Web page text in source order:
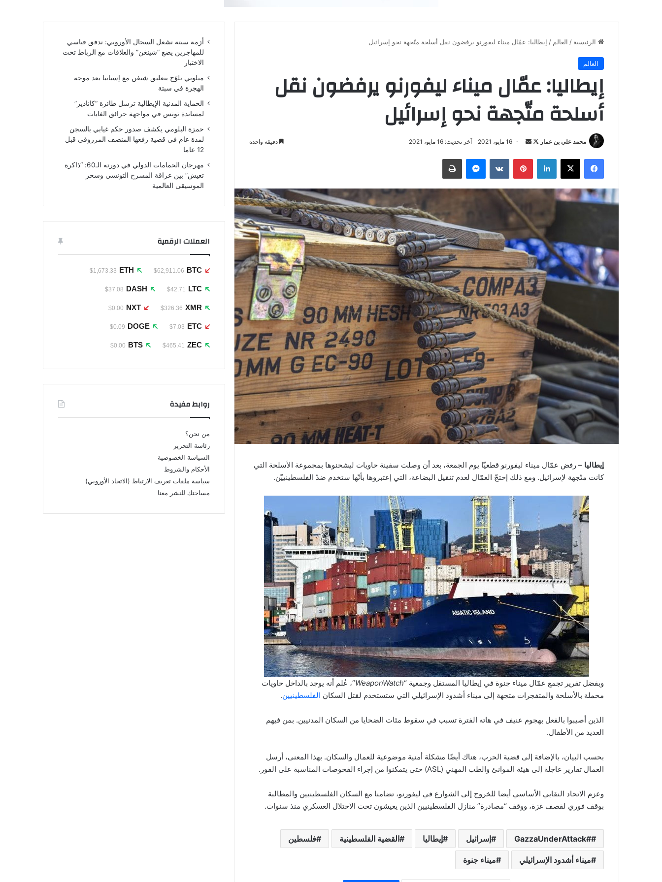
الرئيسية / العالم / إيطاليا: عمّال ميناء ليفورنو يرفضون نقل أسلحة متّجهة نحو إسرائيل
العالم
إيطاليا: عمّال ميناء ليفورنو يرفضون نقل
أسلحة متّجهة نحو إسرائيل
محمد علي بن عمار
تابعأرسل
إلكترونيا
16 مايو، 2021 آخر تحديث: 16 مايو، 2021 دقيقة واحدة
فيسبوك ‫X لينكدإن بينتيريست ماسنجر طباعة
إيطاليا – رفض عمّال ميناء ليفورنو قطعيّا يوم الجمعة، بعد أن وصلت سفينة حاويات ليشحنوها بمجموعة الأسلحة التي
كانت متّجهة لإسرائيل. ومع ذلك إحتجّ العمّال لعدم تنقيل البضاعة، التي إعتبروها بأنّها ستخدم ضدّ الفلسطينييّن.
وبفضل تقرير تجمع عمّال ميناء جنوة في إيطاليا المستقل وجمعية “WeaponWatch“، عُلم أنه يوجد بالداخل حاويات
محملة بالأسلحة والمتفجرات متجهة إلى ميناء أشدود الإسرائيلي التي ستستخدم لقتل السكان الفلسطينيين.
الذين أصيبوا بالفعل بهجوم عنيف في هاته الفترة تسبب في سقوط مئات الضحايا من السكان المدنيين. بمن فيهم
العديد من الأطفال.
بحسب البيان، بالإضافة إلى قضية الحرب، هناك أيضًا مشكلة أمنية موضوعية للعمال والسكان. بهذا المعنى، أرسل
العمال تقارير عاجلة إلى هيئة الموانئ والطب المهني (ASL) حتى يتمكنوا من إجراء الفحوصات المناسبة على الفور.
وعزم الاتحاد النقابي الأساسي أيضا للخروج إلى الشوارع في ليفورنو، تضامنا مع السكان الفلسطينيين والمطالبة
بوقف فوري لقصف غزة، ووقف “مصادرة” منازل الفلسطينيين الذين يعيشون تحت الاحتلال العسكري منذ سنوات.
#GazzaUnderAttack إسرائيل إيطاليا القضية الفلسطينية فلسطين
ميناء أشدود الإسرائيلي ميناء جنوة
أزمة سبتة تشعل السجال الأوروبي: تدفق قياسي
للمهاجرين يضع “شينغن” والعلاقات مع الرباط تحت
الاختبار
ميلوني تلوّح بتعليق شنغن مع إسبانيا بعد موجة
الهجرة في سبتة
الحماية المدنية الإيطالية ترسل طائرة “كانادير”
لمساندة تونس في مواجهة حرائق الغابات
حمزة البلومي يكشف صدور حكم غيابي بالسجن
لمدة عام في قضية رفعها المنصف المرزوقي قبل
12 عاما
مهرجان الحمامات الدولي في دورته الـ60: “ذاكرة
تعيش” بين عراقة المسرح التونسي وسحر
الموسيقى العالمية
العملات الرقمية
BTC
$62,911.06
ETH
$1,673.33
LTC
$42.71
DASH
$37.08
XMR
$326.36
NXT
$0.00
ETC
$7.03
DOGE
$0.09
ZEC
$465.41
BTS
$0.00
روابط مفيدة
من نحن؟
رئاسة التحرير
السياسة الخصوصية
الأحكام والشروط
سياسة ملفات تعريف الارتباط (الاتحاد الأوروبي)
مساحتك للنشر معنا